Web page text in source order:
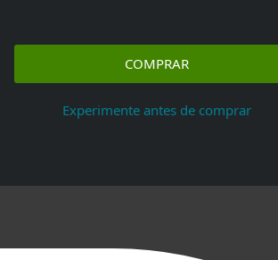
COMPRAR
Experimente antes de comprar